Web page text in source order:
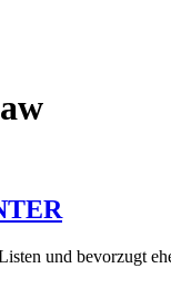
und bevorzugt